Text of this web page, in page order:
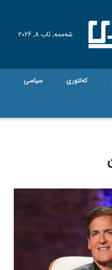
شەممە, ئاب 8, 2026
کەلتوری سیاسی